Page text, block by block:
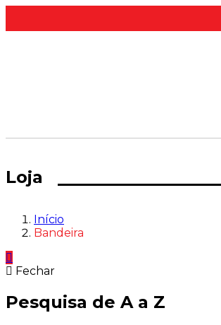
Loja
Início
Bandeira
Fechar
Pesquisa de A a Z